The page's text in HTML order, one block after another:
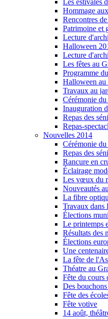
Les estivales
Hommage
Rencontres
Patrimoine et
Lecture
Halloween
Lecture
Les fêtes au
Programme
Halloween au
Travaux au
Cérémonie
Inauguration
Repas des
Repas-
Nouvelles 2014
Cérémonie
Repas des
Rancure en
Éclairage
Les vœux du
Nouveautés
La fibre
Travaux dans
Élections
Le printemps
Résultats des
Élections
Une
La fête de
Théatre au
Fête du cours
Des
Fête des
Fête votive
14 août,